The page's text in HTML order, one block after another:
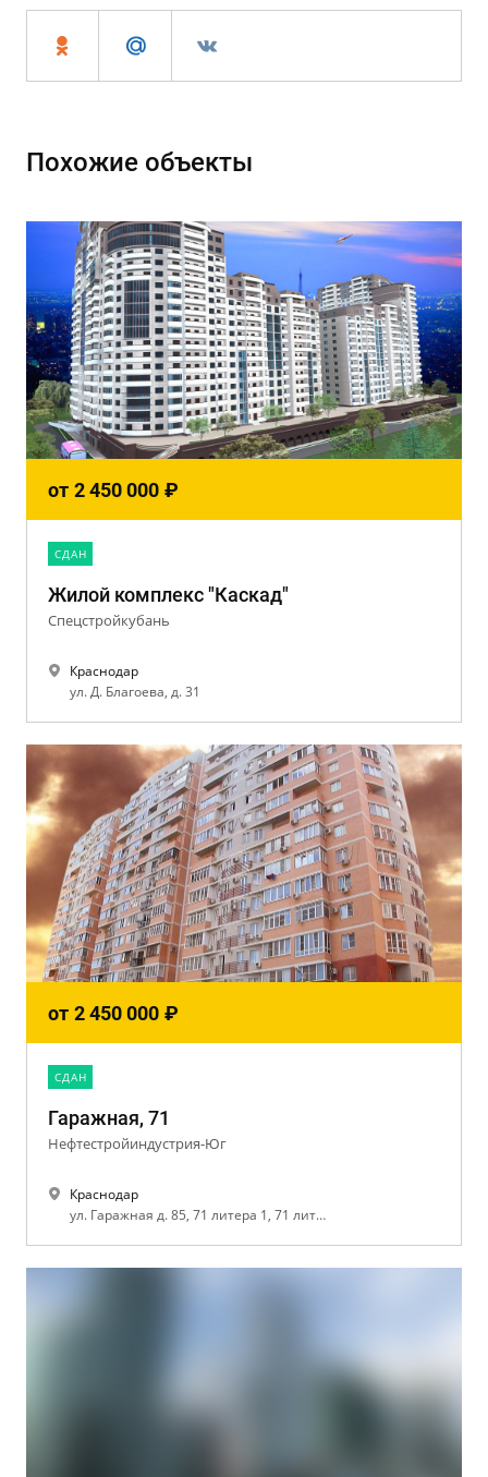
Похожие объекты
от 2 450 000 ₽
CДАН
Жилой комплекс "Каскад"
Спецстройкубань
Краснодар
ул. Д. Благоева, д. 31
от 2 450 000 ₽
CДАН
Гаражная, 71
Нефтестройиндустрия-Юг
Краснодар
ул. Гаражная д. 85, 71 литера 1, 71 литера 2